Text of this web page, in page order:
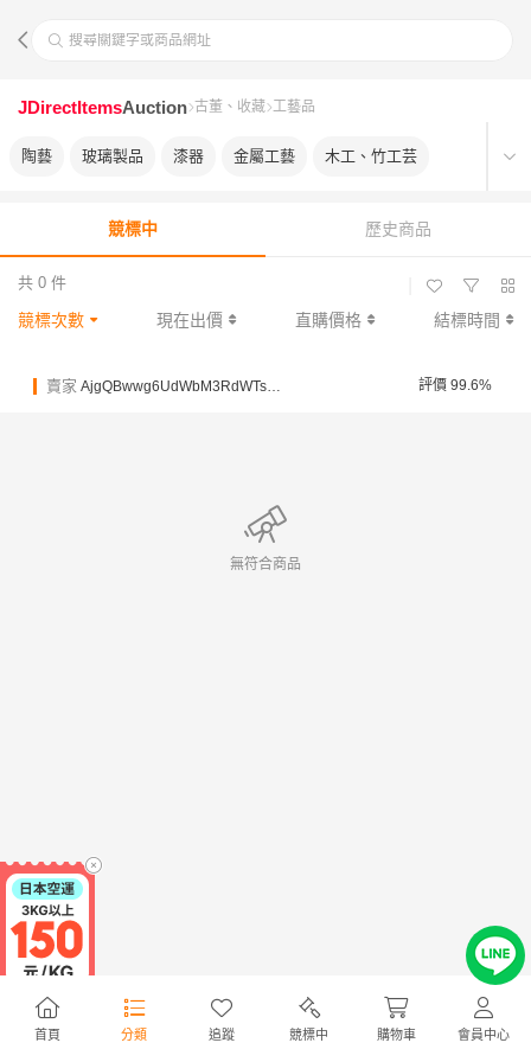
搜尋關鍵字或商品網址
首頁 分類 追蹤 競標中 購物車 會員中心
JDirectItemsAuction 古董、收藏 工藝品
陶藝 玻璃製品 漆器 金屬工藝 木工、竹工芸
競標中 歷史商品
共 0 件
競標次數 現在出價 直購價格 結標時間
賣家 AjgQBwwg6UdWbM3RdWTsejgYpd3eg 評價 99.6%
無符合商品